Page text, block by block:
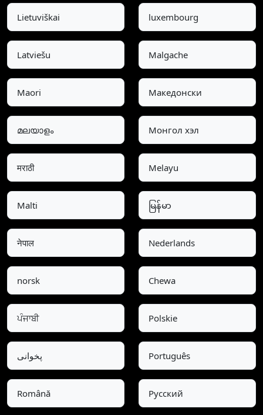
Lietuviškai luxembourg
Latviešu Malgache
Maori Македонски
മലയാളം Монгол хэл
मराठी Melayu
Malti မြန်မာ
नेपाल Nederlands
norsk Chewa
ਪੰਜਾਬੀ Polskie
پخوانی Português
Română Pусский